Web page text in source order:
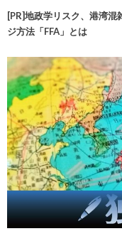
[PR]地政学リスク、港湾
ジ方法「FFA」とは